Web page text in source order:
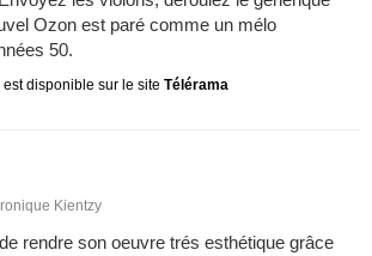
Ozon est paré comme un mélo
50.
disponible sur le site Télérama
Kientzy
rendre son oeuvre trés esthétique grâce